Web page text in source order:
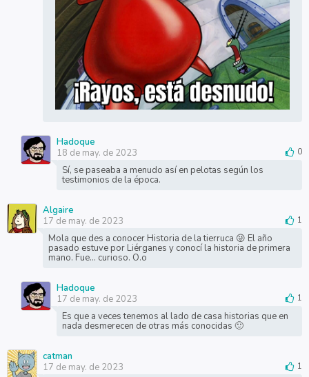
Hadoque
18 de may. de 2023
0
Sí, se paseaba a menudo así en pelotas según los
testimonios de la época.
Algaire
17 de may. de 2023
1
Mola que des a conocer Historia de la tierruca 😜 El año
pasado estuve por Liérganes y conocí la historia de primera
mano. Fue... curioso. O.o
Hadoque
17 de may. de 2023
1
Es que a veces tenemos al lado de casa historias que en
nada desmerecen de otras más conocidas 🙂
catman
17 de may. de 2023
1